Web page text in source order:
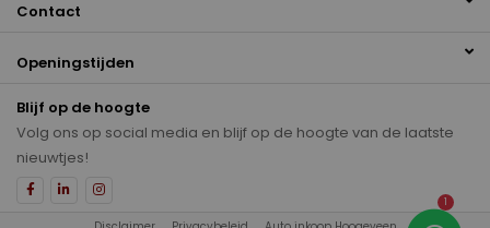
Contact
Openingstijden
Blijf op de hoogte
Volg ons op social media en blijf op de hoogte van de laatste
nieuwtjes!
1